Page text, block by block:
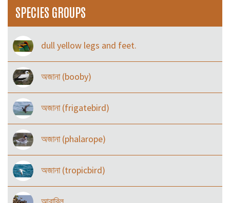
SPECIES GROUPS
dull yellow legs and feet.
অজানা (booby)
অজানা (frigatebird)
অজানা (phalarope)
অজানা (tropicbird)